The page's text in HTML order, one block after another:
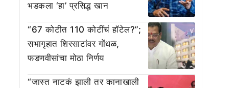
भडकला ‘हा’ प्रसिद्ध खान
“67 कोटीत 110 कोटींचं हॉटेल?”;
सभागृहात शिरसाटांवर गोंधळ,
फडणवीसांचा मोठा निर्णय
“जास्त नाटकं झाली तर कानाखाली